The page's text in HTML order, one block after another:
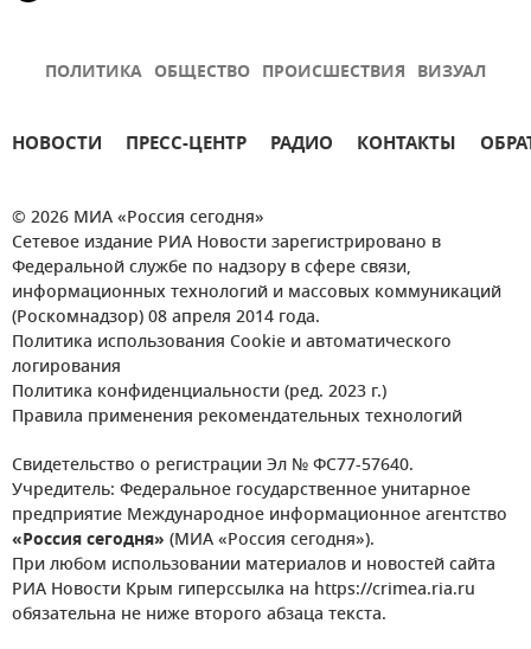
ПОЛИТИКА ОБЩЕСТВО ПРОИСШЕСТВИЯ ВИЗУАЛ
НОВОСТИ ПРЕСС-ЦЕНТР РАДИО КОНТАКТЫ
© 2026 МИА «Россия сегодня»
Сетевое издание РИА Новости зарегистрировано в
Федеральной службе по надзору в сфере связи,
информационных технологий и массовых коммуникаций
(Роскомнадзор) 08 апреля 2014 года.
Политика использования Cookie и автоматического
логирования
Политика конфиденциальности (ред. 2023 г.)
Правила применения рекомендательных технологий
Свидетельство о регистрации Эл № ФС77-57640.
Учредитель: Федеральное государственное унитарное
предприятие Международное информационное агентство
«Россия сегодня» (МИА «Россия сегодня»).
При любом использовании материалов и новостей сайта
РИА Новости Крым гиперссылка на https://crimea.ria.ru
обязательна не ниже второго абзаца текста.